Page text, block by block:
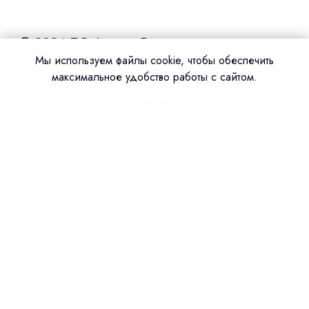
Мы используем файлы cookie, чтобы обеспечить
максимальное удобство работы с сайтом.